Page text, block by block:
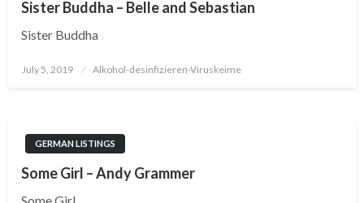
Sister Buddha – Belle and Sebastian
Sister Buddha
Posted
July 5, 2019 Alkohol-desinfizieren-Viruskeime
GERMAN LISTINGS
Some Girl – Andy Grammer